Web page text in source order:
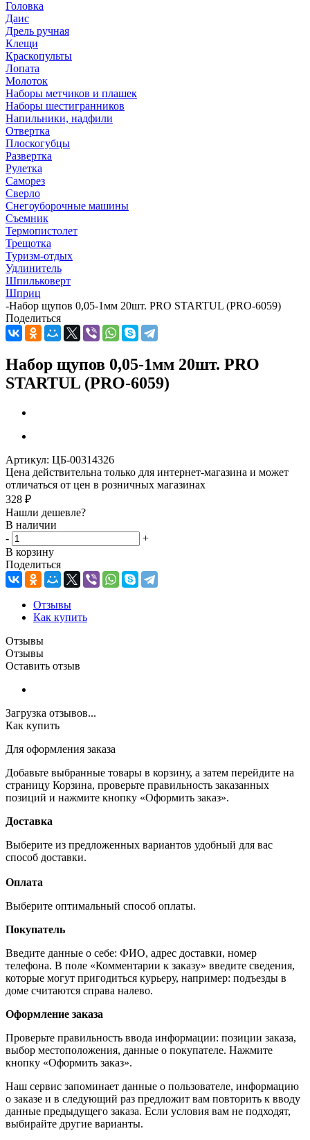
Головка
Даис
Дрель ручная
Клещи
Краскопульты
Лопата
Молоток
Наборы метчиков и плашек
Наборы шестигранников
Напильники, надфили
Отвертка
Плоскогубцы
Развертка
Рулетка
Саморез
Сверло
Снегоуборочные машины
Съемник
Термопистолет
Трещотка
Туризм-отдых
Удлинитель
Шпильковерт
Шприц
-Набор щупов 0,05-1мм 20шт. PRO STARTUL (PRO-6059)
Поделиться
Набор щупов 0,05-1мм 20шт. PRO
STARTUL (PRO-6059)
Артикул: ЦБ-00314326
Цена действительна только для интернет-магазина и может
отличаться от цен в розничных магазинах
328 ₽
Нашли дешевле?
В наличии
-
+
В корзину
Поделиться
Отзывы
Как купить
Отзывы
Отзывы
Оставить отзыв
Загрузка отзывов...
Как купить
Для оформления заказа
Добавьте выбранные товары в корзину, а затем перейдите на
страницу Корзина, проверьте правильность заказанных
позиций и нажмите кнопку «Оформить заказ».
Доставка
Выберите из предложенных вариантов удобный для вас
способ доставки.
Оплата
Выберите оптимальный способ оплаты.
Покупатель
Введите данные о себе: ФИО, адрес доставки, номер
телефона. В поле «Комментарии к заказу» введите сведения,
которые могут пригодиться курьеру, например: подъезды в
доме считаются справа налево.
Оформление заказа
Проверьте правильность ввода информации: позиции заказа,
выбор местоположения, данные о покупателе. Нажмите
кнопку «Оформить заказ».
Наш сервис запоминает данные о пользователе, информацию
о заказе и в следующий раз предложит вам повторить к вводу
данные предыдущего заказа. Если условия вам не подходят,
выбирайте другие варианты.